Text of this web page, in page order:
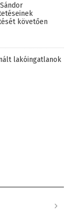
követően
lakóingatlanok